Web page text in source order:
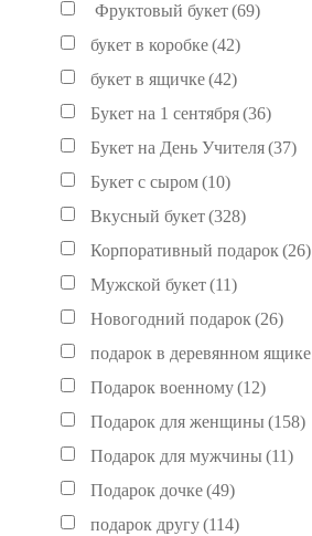
Фруктовый букет(69)
букет в коробке(42)
букет в ящичке(42)
Букет на 1 сентября(36)
Букет на День Учителя(37)
Букет с сыром(10)
Вкусный букет(328)
Корпоративный подарок (26)
Мужской букет(11)
Новогодний подарок (26)
подарок в деревянном ящике
Подарок военному(12)
Подарок для женщины (158)
Подарок для мужчины (11)
Подарок дочке(49)
подарок другу(114)